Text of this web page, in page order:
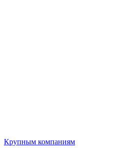
Крупным компаниям